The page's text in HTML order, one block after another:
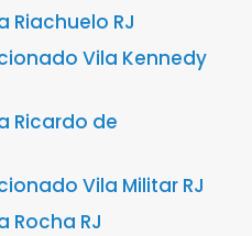
Riachuelo RJ
Vila Kennedy
Ricardo de
Vila Militar RJ
Rocha RJ